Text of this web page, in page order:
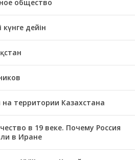
общество
күнге дейін
территории Казахстана
в 19 веке. Почему Россия
в Иране